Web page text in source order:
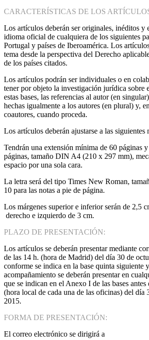
CARACTERÍSTICAS DE LOS
Los artículos deberán ser originales, inéditos y
idioma oficial de cualquiera de los siguientes
Portugal y países de Iberoamérica. Los
tema desde la perspectiva del Derecho
de los países citados.
Los artículos podrán ser individuales o en
tener por objeto la investigación jurídica sobre
estas bases, las referencias al autor (en
hechas igualmente a los autores (en plural) y,
coautores, cuando proceda.
Los artículos deberán ajustarse a las siguientes
Tendrán una extensión mínima de 60 páginas
páginas, tamaño DIN A4 (210 x 297 mm),
espacio por una sola cara.
La letra será del tipo Times New Roman,
10 para las notas a pie de página.
Los márgenes superior e inferior serán de 2,5
derecho e izquierdo de 3 cm.
PLAZO DE PRESENTACIÓN:
Los artículos se deberán presentar mediante
de las 14 h. (hora de Madrid) del día 30 de
conforme se indica en la base quinta siguiente
acompañamiento se deberán presentar en
que se indican en el Anexo I de las bases antes
(hora local de cada una de las oficinas) del día
2015.
FORMA DE PRESENTACIÓN:
El correo electrónico se dirigirá a